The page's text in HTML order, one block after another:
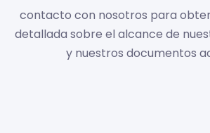
contacto con nosotros para
detallada sobre el alcance de
y nuestros documentos